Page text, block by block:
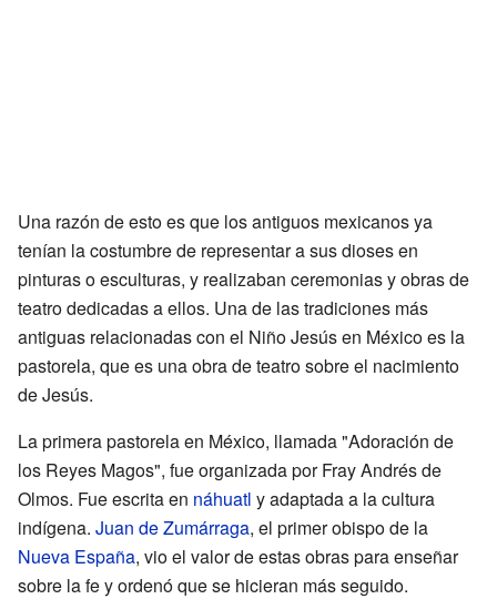
Una razón de esto es que los antiguos mexicanos ya
tenían la costumbre de representar a sus dioses en
pinturas o esculturas, y realizaban ceremonias y obras de
teatro dedicadas a ellos. Una de las tradiciones más
antiguas relacionadas con el Niño Jesús en México es la
pastorela, que es una obra de teatro sobre el nacimiento
de Jesús.
La primera pastorela en México, llamada "Adoración de
los Reyes Magos", fue organizada por Fray Andrés de
Olmos. Fue escrita en náhuatl y adaptada a la cultura
indígena. Juan de Zumárraga, el primer obispo de la
Nueva España, vio el valor de estas obras para enseñar
sobre la fe y ordenó que se hicieran más seguido.